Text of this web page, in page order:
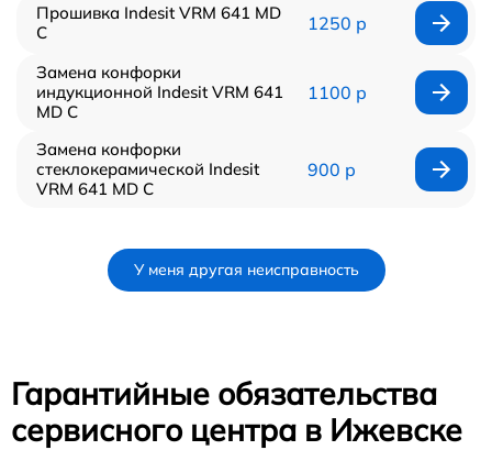
Прошивка Indesit VRM 641 MD
C
1250 р
Замена конфорки
индукционной Indesit VRM 641
MD C
1100 р
Замена конфорки
стеклокерамической Indesit
VRM 641 MD C
900 р
У меня другая неисправность
Гарантийные обязательства
сервисного центра в Ижевске